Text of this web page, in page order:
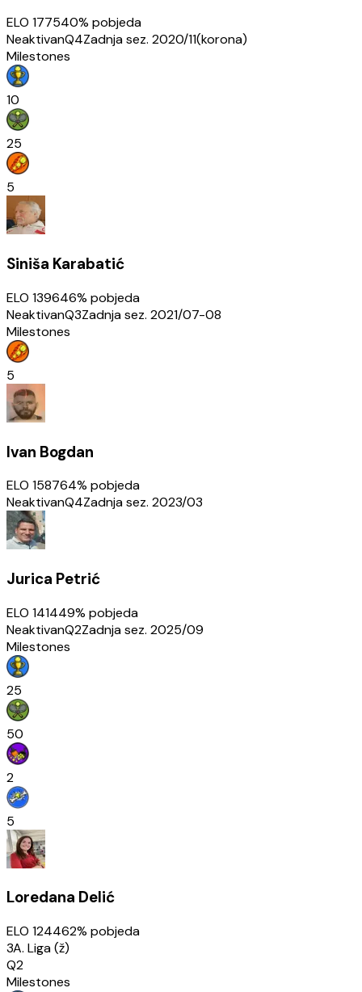
ELO 177540% pobjeda
NeaktivanQ4Zadnja sez. 2020/11(korona)
Milestones
10
25
5
Siniša Karabatić
ELO 139646% pobjeda
NeaktivanQ3Zadnja sez. 2021/07-08
Milestones
5
Ivan Bogdan
ELO 158764% pobjeda
NeaktivanQ4Zadnja sez. 2023/03
Jurica Petrić
ELO 141449% pobjeda
NeaktivanQ2Zadnja sez. 2025/09
Milestones
25
50
2
5
Loredana Delić
ELO 124462% pobjeda
3A. Liga (ž)
Q2
Milestones